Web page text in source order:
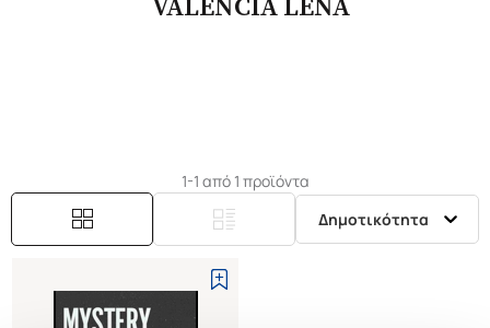
1-1 από 1 προϊόντα
Δημοτικότητα